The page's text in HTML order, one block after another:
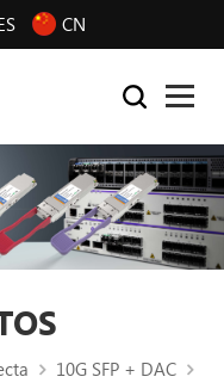
CN
10G SFP + DAC